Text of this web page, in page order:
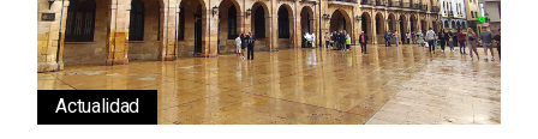
Actualidad